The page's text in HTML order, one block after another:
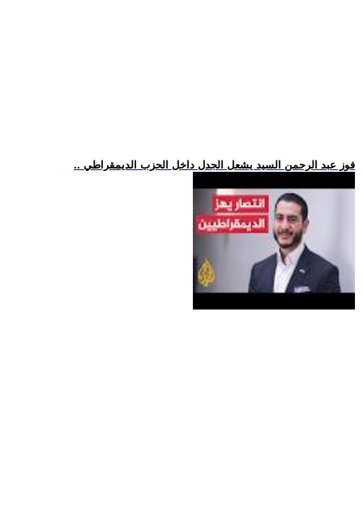
.. فوز عبد الرحمن السيد يشعل الجدل داخل الحزب الديمقراطي